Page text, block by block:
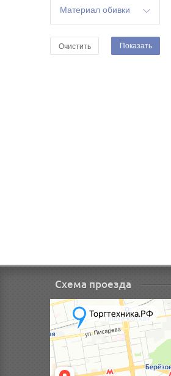
Материал обивки
Очистить Показать
Схема проезда